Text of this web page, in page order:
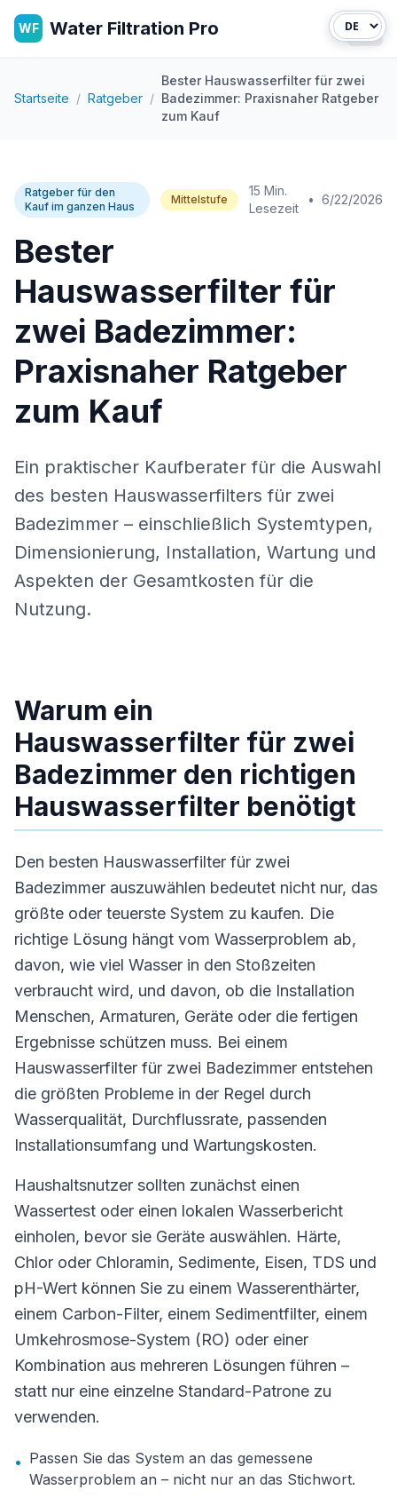
WF Water Filtration Pro
Startseite / Ratgeber /
Bester Hauswasserfilter für zwei
Badezimmer: Praxisnaher Ratgeber
zum Kauf
Ratgeber für den
Kauf im ganzen Haus
Mittelstufe
15 Min.
Lesezeit
• 6/22/2026
Bester
Hauswasserfilter für
zwei Badezimmer:
Praxisnaher Ratgeber
zum Kauf
Ein praktischer Kaufberater für die Auswahl
des besten Hauswasserfilters für zwei
Badezimmer – einschließlich Systemtypen,
Dimensionierung, Installation, Wartung und
Aspekten der Gesamtkosten für die
Nutzung.
Warum ein
Hauswasserfilter für zwei
Badezimmer den richtigen
Hauswasserfilter benötigt
Den besten Hauswasserfilter für zwei
Badezimmer auszuwählen bedeutet nicht nur, das
größte oder teuerste System zu kaufen. Die
richtige Lösung hängt vom Wasserproblem ab,
davon, wie viel Wasser in den Stoßzeiten
verbraucht wird, und davon, ob die Installation
Menschen, Armaturen, Geräte oder die fertigen
Ergebnisse schützen muss. Bei einem
Hauswasserfilter für zwei Badezimmer entstehen
die größten Probleme in der Regel durch
Wasserqualität, Durchflussrate, passenden
Installationsumfang und Wartungskosten.
Haushaltsnutzer sollten zunächst einen
Wassertest oder einen lokalen Wasserbericht
einholen, bevor sie Geräte auswählen. Härte,
Chlor oder Chloramin, Sedimente, Eisen, TDS und
pH-Wert können Sie zu einem Wasserenthärter,
einem Carbon-Filter, einem Sedimentfilter, einem
Umkehrosmose-System (RO) oder einer
Kombination aus mehreren Lösungen führen –
statt nur eine einzelne Standard-Patrone zu
verwenden.
• Passen Sie das System an das gemessene
Wasserproblem an – nicht nur an das Stichwort.